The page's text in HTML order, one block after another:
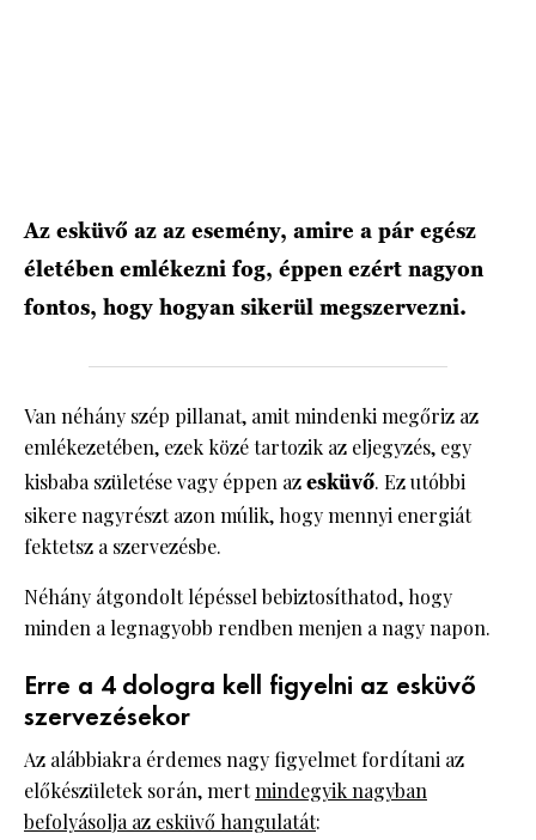
Az esküvő az az esemény, amire a pár egész
életében emlékezni fog, éppen ezért nagyon
fontos, hogy hogyan sikerül megszervezni.
Van néhány szép pillanat, amit mindenki megőriz az
emlékezetében, ezek közé tartozik az eljegyzés, egy
kisbaba születése vagy éppen azesküvő. Ez utóbbi
sikere nagyrészt azon múlik, hogy mennyi energiát
fektetsz a szervezésbe.
Néhány átgondolt lépéssel bebiztosíthatod, hogy
minden a legnagyobb rendben menjen a nagy napon.
Erre a 4 dologra kell figyelni az esküvő
szervezésekor
Az alábbiakra érdemes nagy figyelmet fordítani az
előkészületek során, mertmindegyik nagyban
befolyásolja az esküvő hangulatát: